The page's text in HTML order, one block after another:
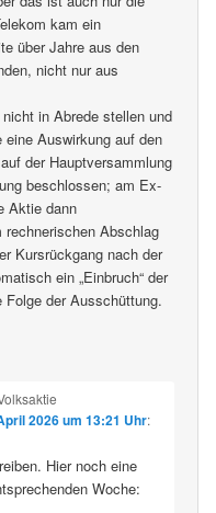
kam ein
über Jahre aus den
nicht nur aus
in Abrede stellen und
Auswirkung auf den
der Hauptversammlung
beschlossen; am Ex-
Aktie dann
Abschlag
Kursrückgang nach der
ein „Einbruch“ der
der Ausschüttung.
2026 um 13:21 Uhr:
Hier noch eine
Woche: